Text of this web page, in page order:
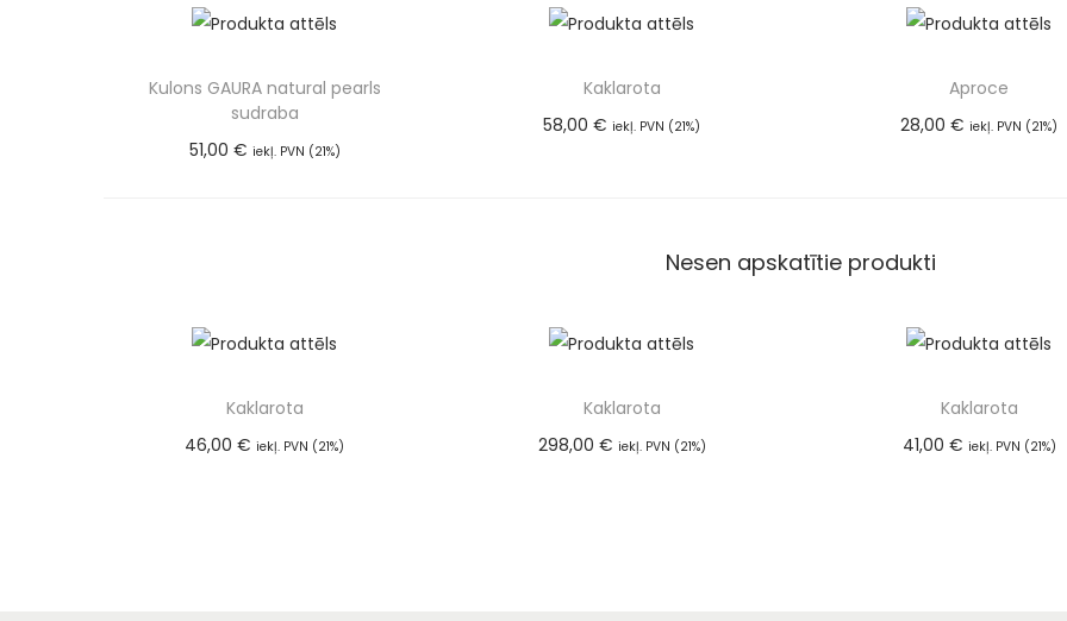
Kulons GAURA natural pearls
sudraba
51,00 € iekļ. PVN (21%)
Kaklarota
58,00 € iekļ. PVN (21%)
Aproce
28,00 € iekļ. PVN (21%)
Nesen apskatītie produkti
Kaklarota
46,00 € iekļ. PVN (21%)
Kaklarota
298,00 € iekļ. PVN (21%)
Kaklarota
41,00 € iekļ. PVN (21%)